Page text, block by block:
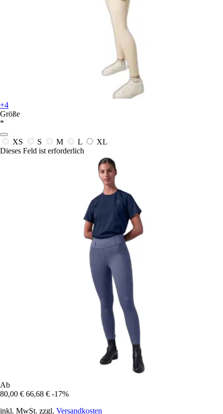
+4
Größe
*
XS S M L
XL
Dieses Feld ist erforderlich
Ab
80,00 € 66,68 € -17%
inkl. MwSt. zzgl. Versandkosten